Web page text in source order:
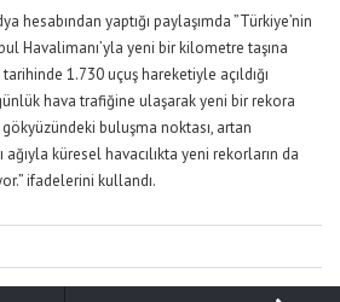
hesabından yaptığı paylaşımda ”Türkiye’nin
Havalimanı’yla yeni bir kilometre taşına
1.730 uçuş hareketiyle açıldığı
hava trafiğine ulaşarak yeni bir rekora
gökyüzündeki buluşma noktası, artan
küresel havacılıkta yeni rekorların da
ifadelerini kullandı.